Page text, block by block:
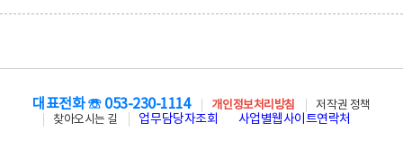
대표전화 ☏ 053-230-1114 개인정보처리방침
저작권 정책
찾아오시는 길
업무담당자조회 사업별웹사이트연락처